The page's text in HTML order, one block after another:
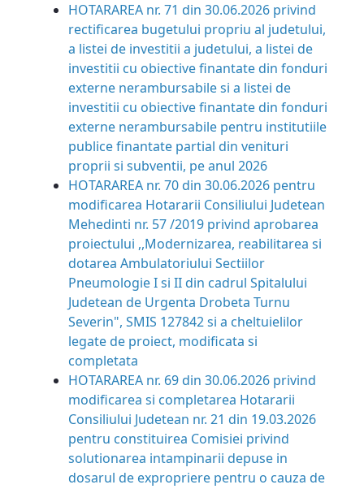
HOTARAREA nr. 71 din 30.06.2026 privind
rectificarea bugetului propriu al judetului,
a listei de investitii a judetului, a listei de
investitii cu obiective finantate din fonduri
externe nerambursabile si a listei de
investitii cu obiective finantate din fonduri
externe nerambursabile pentru institutiile
publice finantate partial din venituri
proprii si subventii, pe anul 2026
HOTARAREA nr. 70 din 30.06.2026 pentru
modificarea Hotararii Consiliului Judetean
Mehedinti nr. 57 /2019 privind aprobarea
proiectului ,,Modernizarea, reabilitarea si
dotarea Ambulatoriului Sectiilor
Pneumologie I si II din cadrul Spitalului
Judetean de Urgenta Drobeta Turnu
Severin", SMIS 127842 si a cheltuielilor
legate de proiect, modificata si
completata
HOTARAREA nr. 69 din 30.06.2026 privind
modificarea si completarea Hotararii
Consiliului Judetean nr. 21 din 19.03.2026
pentru constituirea Comisiei privind
solutionarea intampinarii depuse in
dosarul de expropriere pentru o cauza de